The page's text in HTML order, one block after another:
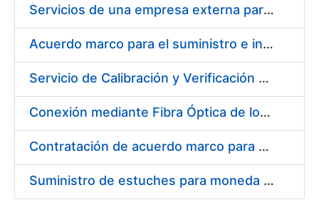
Servicios de una empresa externa para el asesoramiento y resolución de los recursos de alzada que se presentan relacionados con procesos de selección para la FNMT-RCM
Acuerdo marco para el suministro e instalación de persianas, estores y otros complementos
Servicio de Calibración y Verificación Externa de los Equipos de Medición del Servicio de Prevención de la FNMT-RCM
Conexión mediante Fibra Óptica de los Centros de Proceso de Datos (CPDs) de las sedes de la FNMT-RCM de Burgos y Madrid
Contratación de acuerdo marco para el Suministro de Material de Electricidad para la Fábrica Nacional de Moneda y Timbre-Real Casa de la Moneda en su centro de trabajo de Burgos
Suministro de estuches para moneda de 30 €